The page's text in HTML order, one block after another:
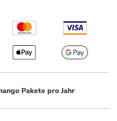
Pakete pro Jahr